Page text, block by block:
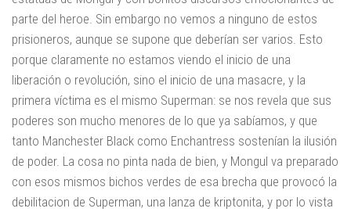
parte del heroe. Sin embargo no vemos a ninguno de estos
prisioneros, aunque se supone que deberían ser varios. Esto
porque claramente no estamos viendo el inicio de una
liberación o revolución, sino el inicio de una masacre, y la
primera víctima es el mismo Superman: se nos revela que sus
poderes son mucho menores de lo que ya sabíamos, y que
tanto Manchester Black como Enchantress sostenían la ilusión
de poder. La cosa no pinta nada de bien, y Mongul va preparado
con esos mismos bichos verdes de esa brecha que provocó la
debilitacion de Superman, una lanza de kriptonita, y por lo vista